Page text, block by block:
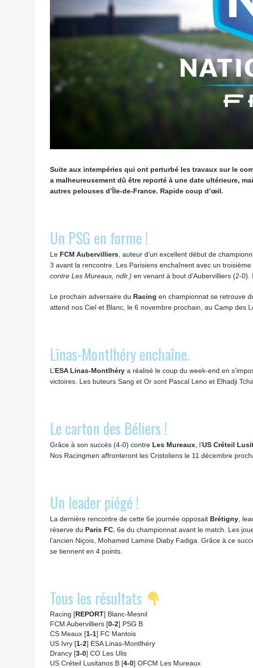
Suite aux intempéries qui ont perturbé les travaux sur le
a malheureusement dû être reporté à une date ultérieure,
autres pelouses d’Île-de-France. Rapide coup d’œil.
Un PSG en forme !
Le FCM Aubervilliers , auteur d’un excellent début de
3 avant la rencontre. Les Parisiens enchaînent avec un
contre Les Mureaux, ndlr.) en venant à bout d’Aubervilliers (2-
Le prochain adversaire du Racing en championnat se retrouve
attend nos Ciel et Blanc, le 6 novembre prochain, au Camp des
Linas-Montlhéry enchaîne.
L’ESA Linas-Montlhéry a réalisé le coup du week-end en
victoires. Les buteurs Sang et Or sont Pascal Leno et Elhadji
Le carton des Béliers !
Grâce à son succès (4-0) contre Les Mureaux , l’US Créteil
Nos Racingmen affronteront les Cristoliens le 11 décembre
Un leader piégé !
La dernière rencontre de cette 6e journée opposait Brétigny ,
réserve du Paris FC , 6e du championnat avant le match. Les
l’ancien Niçois, Mohamed Lamine Diaby Fadiga. Grâce à ce
se tiennent en 4 points.
Tous les résultats
Racing [REPORT] Blanc-Mesnil
FCM Aubervilliers [0-2] PSG B
CS Meaux [1-1] FC Mantois
US Ivry [1-2] ESA Linas-Montlhéry
Drancy [3-0] CO Les Ulis
US Créteil Lusitanos B [4-0] OFCM Les Mureaux